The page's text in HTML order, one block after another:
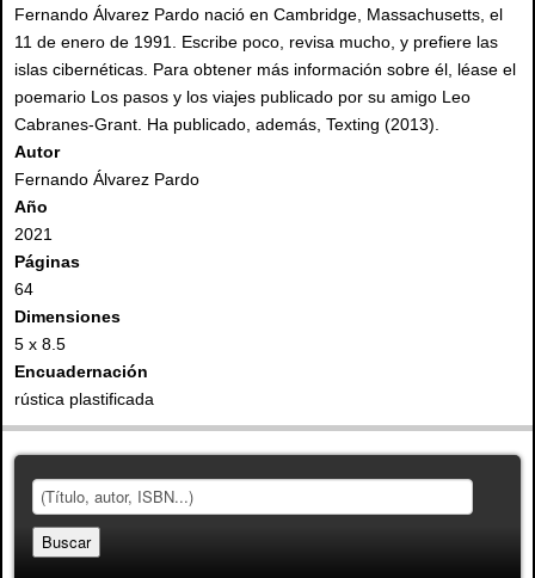
Fernando Álvarez Pardo nació en Cambridge, Massachusetts, el
11 de enero de 1991. Escribe poco, revisa mucho, y prefiere las
islas cibernéticas. Para obtener más información sobre él, léase el
poemario Los pasos y los viajes publicado por su amigo Leo
Cabranes-Grant. Ha publicado, además, Texting (2013).
Autor
Fernando Álvarez Pardo
Año
2021
Páginas
64
Dimensiones
5 x 8.5
Encuadernación
rústica plastificada